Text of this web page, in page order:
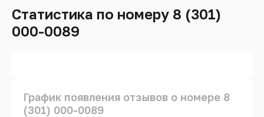
Статистика по номеру 8 (301)
000-0089
График появления отзывов о номере 8
(301) 000-0089